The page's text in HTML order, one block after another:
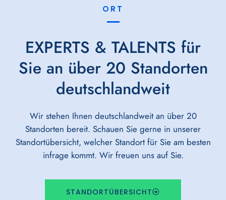
ORT
EXPERTS & TALENTS für
Sie an über 20 Standorten
deutschlandweit
Wir stehen Ihnen deutschlandweit an über 20
Standorten bereit. Schauen Sie gerne in unserer
Standortübersicht, welcher Standort für Sie am besten
infrage kommt. Wir freuen uns auf Sie.
STANDORTÜBERSICHT